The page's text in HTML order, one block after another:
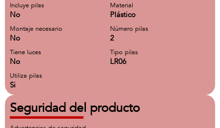
Incluye pilas
No
Material
Plástico
Montaje necesario
No
Número pilas
2
Tiene luces
No
Tipo pilas
LR06
Utiliza pilas
Si
Seguridad del producto